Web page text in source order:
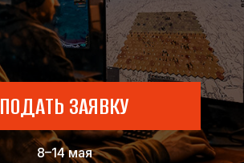
8–14 мая
ПОДАТЬ ЗАЯВКУ